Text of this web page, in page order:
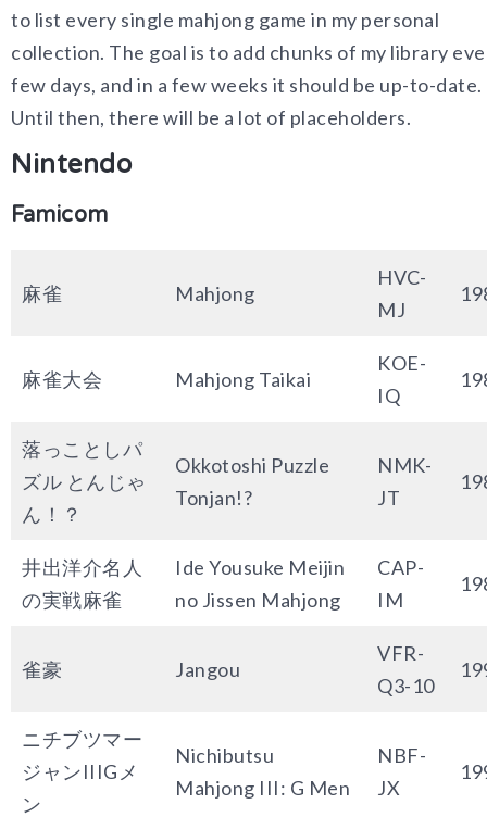
to list every single mahjong game in my personal
collection. The goal is to add chunks of my library
few days, and in a few weeks it should be up-to-date.
Until then, there will be a lot of placeholders.
Nintendo
Famicom
麻雀 Mahjong
HVC-
MJ
麻雀大会 Mahjong Taikai
KOE-
IQ
落っことしパ
ズル とんじゃ
ん！？
Okkotoshi Puzzle
Tonjan!?
NMK-
JT
井出洋介名人
の実戦麻雀
Ide Yousuke Meijin
no Jissen Mahjong
CAP-
IM
雀豪 Jangou
VFR-
Q3-10
ニチブツマー
ジャンIIIGメ
ン
Nichibutsu
Mahjong III: G Men
NBF-
JX